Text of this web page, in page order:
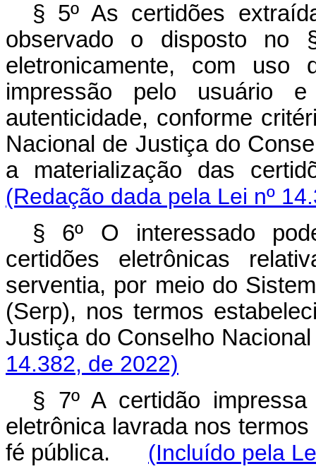
§ 5º As certidões
observado o disposto no
eletronicamente, com
impressão pelo usuário
autenticidade, conforme
Nacional de Justiça do
a materialização das
(Redação dada pela Lei nº
§ 6º O interessado
certidões eletrônicas
serventia, por meio do
(Serp), nos termos
Justiça do Conselho
14.382, de 2022)
§ 7º A certidão
eletrônica lavrada nos
fé pública. (Incluído pela